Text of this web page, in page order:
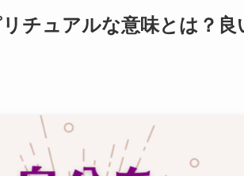
チュアルな意味とは？